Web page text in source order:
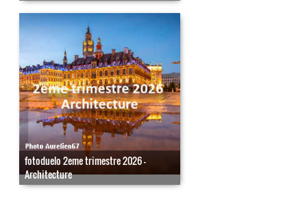
fotoduelo 2eme trimestre 2026 -
Architecture